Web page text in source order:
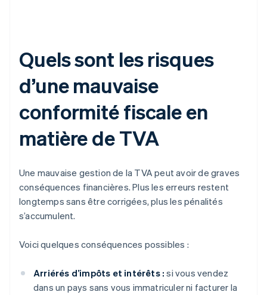
Quels sont les risques
d’une mauvaise
conformité fiscale en
matière de TVA
Une mauvaise gestion de la TVA peut avoir de graves
conséquences financières. Plus les erreurs restent
longtemps sans être corrigées, plus les pénalités
s’accumulent.
Voici quelques conséquences possibles :
Arriérés d’impôts et intérêts : si vous vendez
dans un pays sans vous immatriculer ni facturer la